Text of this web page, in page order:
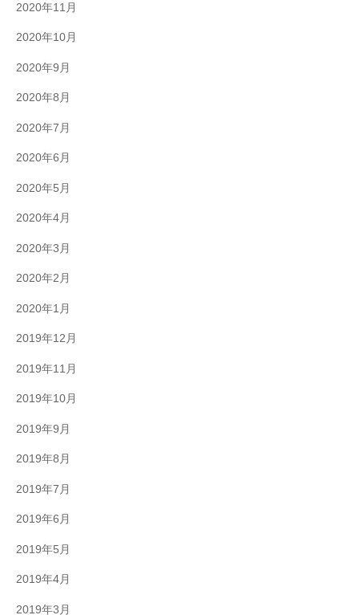
2020年11月
2020年10月
2020年9月
2020年8月
2020年7月
2020年6月
2020年5月
2020年4月
2020年3月
2020年2月
2020年1月
2019年12月
2019年11月
2019年10月
2019年9月
2019年8月
2019年7月
2019年6月
2019年5月
2019年4月
2019年3月